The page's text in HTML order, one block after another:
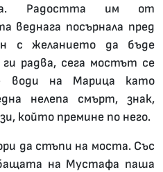
Радостта им от
веднага посърнала пред
с желанието да бъде
радва, сега мостът се
води на Марица като
нелепа смърт, знак,
който премине по него.
да стъпи на моста. Със
на Мустафа паша